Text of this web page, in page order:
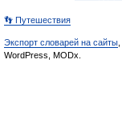
👣 Путешествия
Экспорт словарей на сайты
WordPress, MODx.